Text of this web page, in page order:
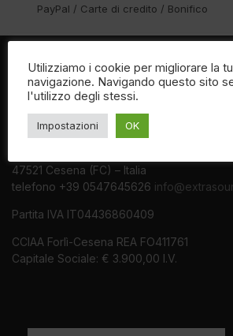
PayPal / Carte di credito / Bonifico
EXTRASOUND Srl
47521 Cesena (FC) – Italia
telefono +39 0547645626
Partita IVA IT04436860409
CCIAA Forlì-Cesena REA FO411761
Capitale Sociale: € 3.900,00 I.V.
Utilizziamo i cookie per migliorare la
navigazione. Navigando questo sito
l'utilizzo degli stessi.
Impostazioni OK